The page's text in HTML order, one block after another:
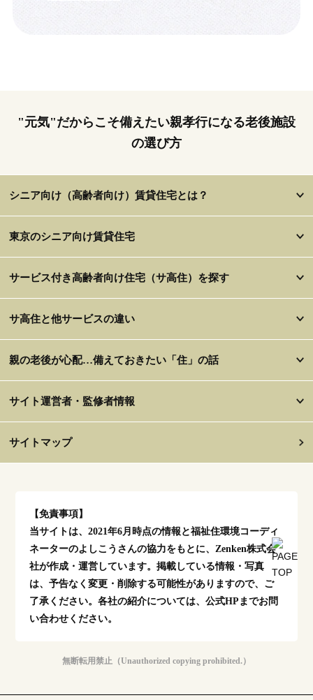
"元気"だからこそ備えたい親孝行になる老後施設
の選び方
シニア向け（高齢者向け）賃貸住宅とは？
東京のシニア向け賃貸住宅
サービス付き高齢者向け住宅（サ高住）を探す
サ高住と他サービスの違い
親の老後が心配…備えておきたい「住」の話
サイト運営者・監修者情報
サイトマップ
【免責事項】
当サイトは、2021年6月時点の情報と福祉住環境コーディ
ネーターのよしこうさんの協力をもとに、Zenken株式会
社が作成・運営しています。掲載している情報・写真
は、予告なく変更・削除する可能性がありますので、ご
了承ください。各社の紹介については、公式HPまでお問
い合わせください。
無断転用禁止（Unauthorized copying prohibited.）